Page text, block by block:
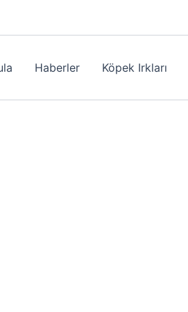
Haberler Köpek Irkları